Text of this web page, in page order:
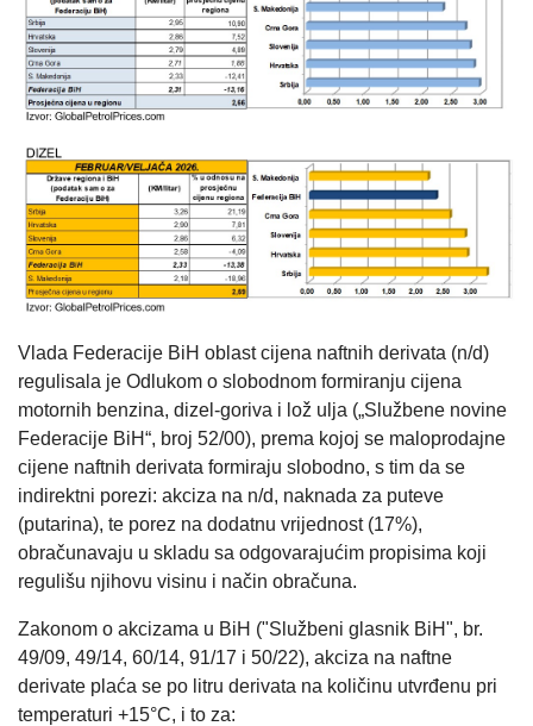
Vlada Federacije BiH oblast cijena naftnih derivata (n/d)
regulisala je Odlukom o slobodnom formiranju cijena
motornih benzina, dizel-goriva i lož ulja („Službene novine
Federacije BiH“, broj 52/00), prema kojoj se maloprodajne
cijene naftnih derivata formiraju slobodno, s tim da se
indirektni porezi: akciza na n/d, naknada za puteve
(putarina), te porez na dodatnu vrijednost (17%),
obračunavaju u skladu sa odgovarajućim propisima koji
regulišu njihovu visinu i način obračuna.
Zakonom o akcizama u BiH ("Službeni glasnik BiH", br.
49/09, 49/14, 60/14, 91/17 i 50/22), akciza na naftne
derivate plaća se po litru derivata na količinu utvrđenu pri
temperaturi +15°C, i to za: